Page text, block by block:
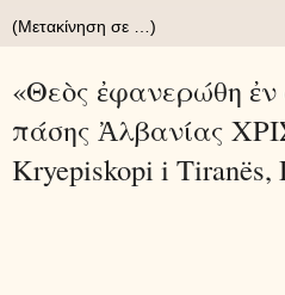
«Θεὸς ἐφανερώθη
πάσης Ἀλβανίας
Kryepiskopi i Tiranës,